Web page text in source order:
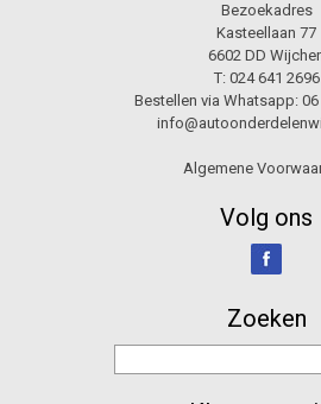
Bezoekadres
Kasteellaan 77
6602 DD
T: 024 641 2696
Bestellen via Whatsapp: 06
Algemene
Volg ons
Zoeken